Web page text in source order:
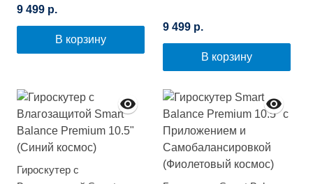
9 499 р.
В корзину
9 499 р.
В корзину
Гироскутер с